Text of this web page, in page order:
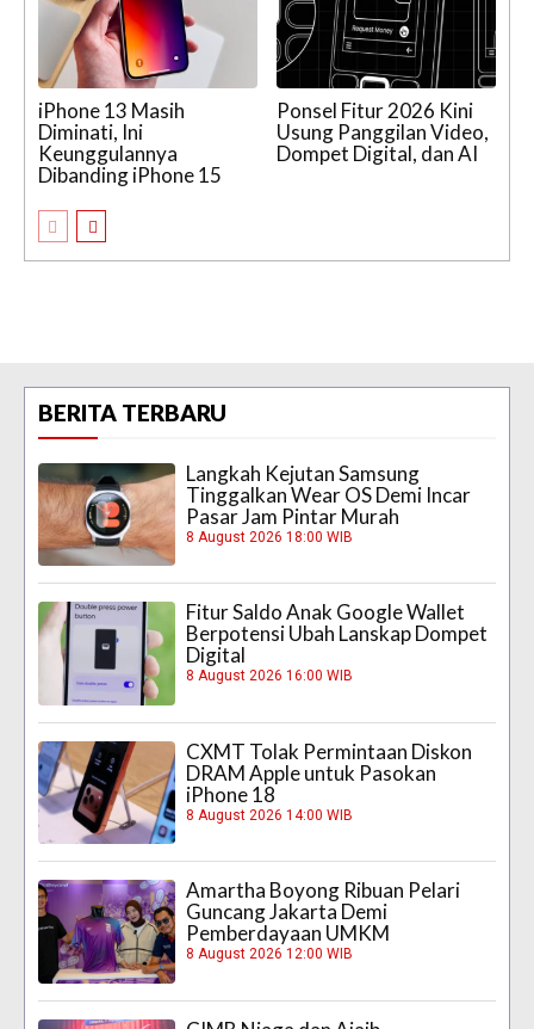
iPhone 13 Masih
Diminati, Ini
Keunggulannya
Dibanding iPhone 15
Ponsel Fitur 2026 Kini
Usung Panggilan Video,
Dompet Digital, dan AI
BERITA TERBARU
Langkah Kejutan Samsung
Tinggalkan Wear OS Demi Incar
Pasar Jam Pintar Murah
8 August 2026 18:00 WIB
Fitur Saldo Anak Google Wallet
Berpotensi Ubah Lanskap Dompet
Digital
8 August 2026 16:00 WIB
CXMT Tolak Permintaan Diskon
DRAM Apple untuk Pasokan
iPhone 18
8 August 2026 14:00 WIB
Amartha Boyong Ribuan Pelari
Guncang Jakarta Demi
Pemberdayaan UMKM
8 August 2026 12:00 WIB